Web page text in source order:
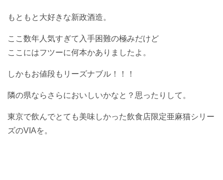
もともと大好きな新政酒造。
ここ数年人気すぎて入手困難の極みだけど
ここにはフツーに何本かありましたよ。
しかもお値段もリーズナブル！！！
隣の県ならさらにおいしいかなと？思ったりして。
東京で飲んでとても美味しかった飲食店限定亜麻猫シリー
ズのVIAを。